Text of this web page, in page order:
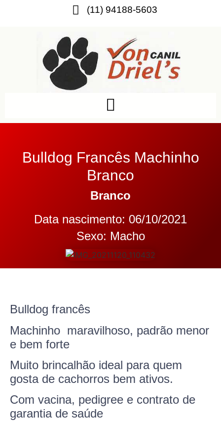
(11) 94188-5603
Bulldog Francês Machinho
Branco
Branco
Data nascimento: 06/10/2021
Sexo: Macho
Bulldog francês
Machinho maravilhoso, padrão menor
e bem forte
Muito brincalhão ideal para quem
gosta de cachorros bem ativos.
Com vacina, pedigree e contrato de
garantia de saúde